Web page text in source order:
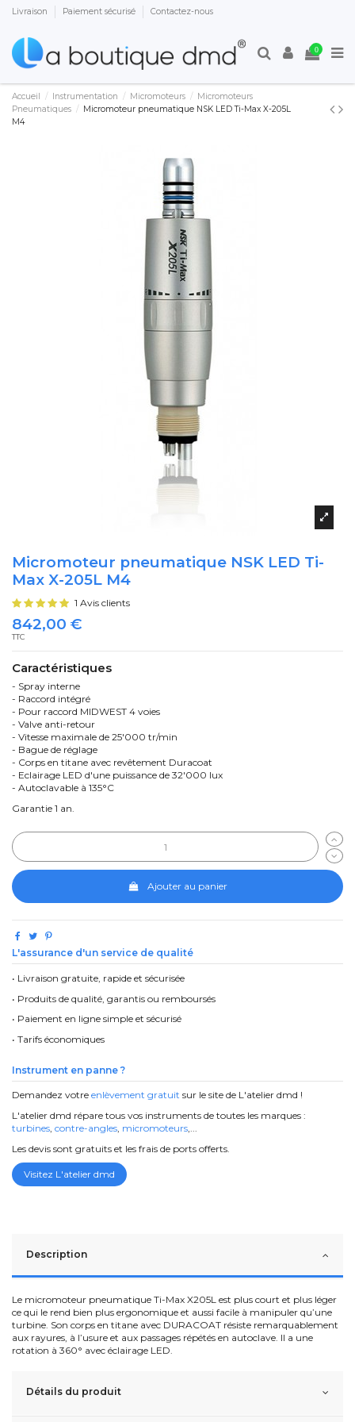
Livraison Paiement sécurisé Contactez-nous
0
Accueil Instrumentation Micromoteurs
Micromoteurs
Pneumatiques
Micromoteur pneumatique NSK LED Ti-Max X-205L
M4
Micromoteur pneumatique NSK LED Ti-
Max X-205L M4
1 Avis clients
842,00 €
TTC
Caractéristiques
- Spray interne
- Raccord intégré
- Pour raccord MIDWEST 4 voies
- Valve anti-retour
- Vitesse maximale de 25'000 tr/min
- Bague de réglage
- Corps en titane avec revêtement Duracoat
- Eclairage LED d'une puissance de 32'000 lux
- Autoclavable à 135°C
Garantie 1 an.
Ajouter au panier
L'assurance d'un service de qualité
• Livraison gratuite, rapide et sécurisée
• Produits de qualité, garantis ou remboursés
• Paiement en ligne simple et sécurisé
• Tarifs économiques
Instrument en panne ?
Demandez votre enlèvement gratuit sur le site de L'atelier dmd !
L'atelier dmd répare tous vos instruments de toutes les marques :
turbines contre-angles micromoteurs
Les devis sont gratuits et les frais de ports offerts.
Visitez L'atelier dmd
Description
Le micromoteur pneumatique Ti-Max X205L est plus court et plus léger
ce qui le rend bien plus ergonomique et aussi facile à manipuler qu’une
turbine. Son corps en titane avec DURACOAT résiste remarquablement
aux rayures, à l’usure et aux passages répétés en autoclave. Il a une
rotation à 360° avec éclairage LED.
Détails du produit